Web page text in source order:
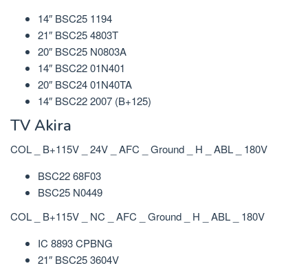
14″ BSC25 1194
21″ BSC25 4803T
20″ BSC25 N0803A
14″ BSC22 01N401
20″ BSC24 01N40TA
14″ BSC22 2007 (B+125)
TV Akira
COL _ B+115V _ 24V _ AFC _ Ground _ H _ ABL _ 180V
BSC22 68F03
BSC25 N0449
COL _ B+115V _ NC _ AFC _ Ground _ H _ ABL _ 180V
IC 8893 CPBNG
21″ BSC25 3604V